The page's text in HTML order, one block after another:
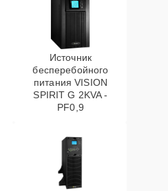
Источник
бесперебойного
питания VISION
SPIRIT G 2KVA -
PF0,9